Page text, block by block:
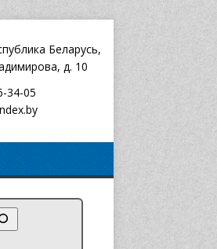
Беларусь,
д. 10
34-05